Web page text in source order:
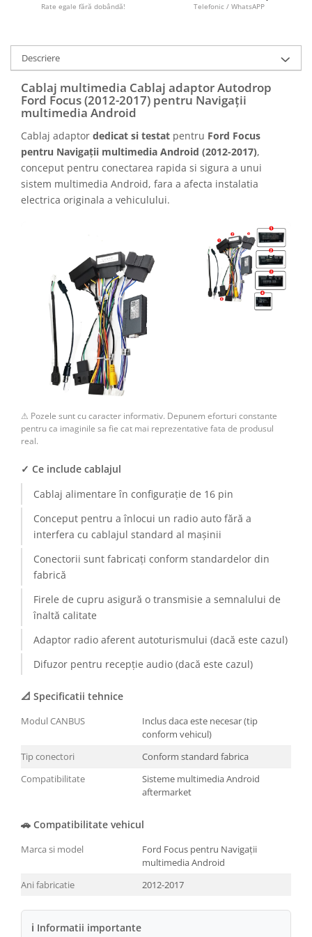
Camere marșarier auto
Camere Skoda
Camere Volkswagen
Camere Mercedes Benz
Camere Audi
Camere BMW
Camere Iveco
Camere Renault
Camere Fiat
Camere Citroen
Camere Peugeot
Camere înregistrare trafic
Accesorii multimedia
Conectică Auto
Conectică Auto
Conectică Audi
Conectică BMW
Conectică Volkswagen
Conectică Renault
Rate egale fără dobândă! Telefonic / WhatsAPP
Descriere
Cablaj multimedia Cablaj adaptor Autodrop
Ford Focus (2012-2017) pentru Navigații
multimedia Android
Cablaj adaptor dedicat si testat pentru Ford Focus
pentru Navigații multimedia Android (2012-2017),
conceput pentru conectarea rapida si sigura a unui
sistem multimedia Android, fara a afecta instalatia
electrica originala a vehiculului.
⚠ Pozele sunt cu caracter informativ. Depunem eforturi constante
pentru ca imaginile sa fie cat mai reprezentative fata de produsul
real.
✓ Ce include cablajul
Cablaj alimentare în configurație de 16 pin
Conceput pentru a înlocui un radio auto fără a
interfera cu cablajul standard al mașinii
Conectorii sunt fabricați conform standardelor din
fabrică
Firele de cupru asigură o transmisie a semnalului de
înaltă calitate
Adaptor radio aferent autoturismului (dacă este cazul)
Difuzor pentru recepție audio (dacă este cazul)
📐 Specificatii tehnice
Modul CANBUS
Inclus daca este necesar (tip
conform vehicul)
Tip conectori
Conform standard fabrica
Compatibilitate
Sisteme multimedia Android
aftermarket
🚗 Compatibilitate vehicul
Marca si model
Ford Focus pentru Navigații
multimedia Android
Ani fabricatie
2012-2017
ℹ Informatii importante